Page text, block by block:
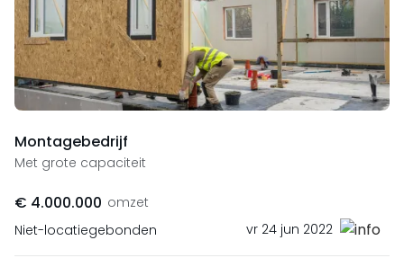
Montagebedrijf
Met grote capaciteit
€ 4.000.000 omzet
Niet-locatiegebonden
vr 24 jun 2022